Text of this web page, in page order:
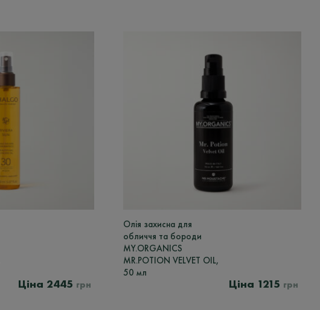
2445 грн
Олія захисна для
обличчя та бороди
MY.ORGANICS
MR.POTION VELVET OIL,
50 мл
1215 грн